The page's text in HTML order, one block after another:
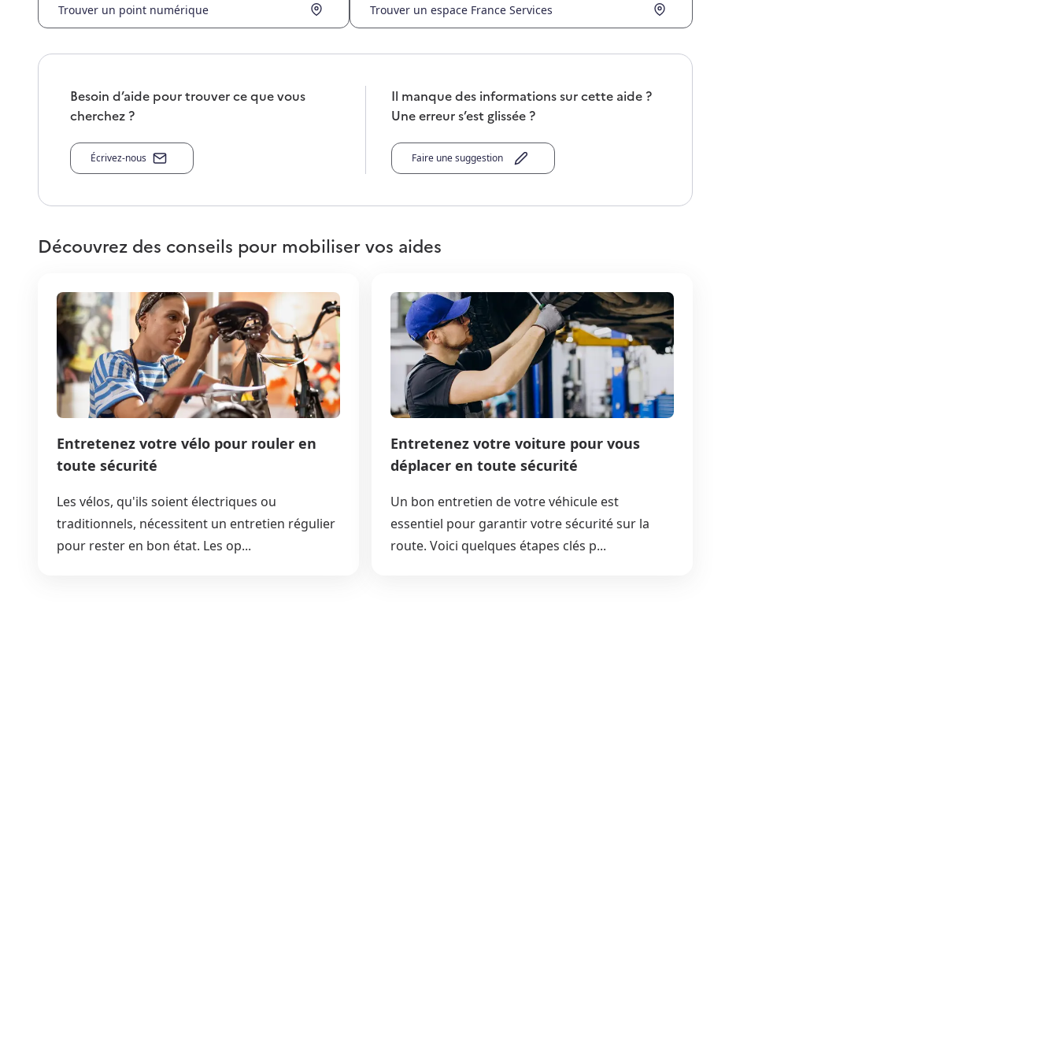
Trouver un point numérique Trouver un espace France Services
Besoin d’aide pour trouver ce que vous
cherchez ?
Écrivez-nous
Il manque des informations sur cette aide ?
Une erreur s’est glissée ?
Faire une suggestion
Découvrez des conseils pour mobiliser vos aides
Entretenez votre vélo pour rouler en
toute sécurité
Les vélos, qu'ils soient électriques ou
traditionnels, nécessitent un entretien régulier
pour rester en bon état. Les op...
Entretenez votre voiture pour vous
déplacer en toute sécurité
Un bon entretien de votre véhicule est
essentiel pour garantir votre sécurité sur la
route. Voici quelques étapes clés p...